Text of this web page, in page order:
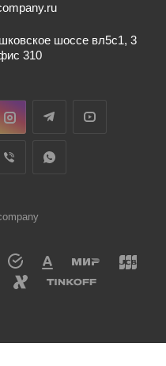
шоссе вл5с1, 3
310